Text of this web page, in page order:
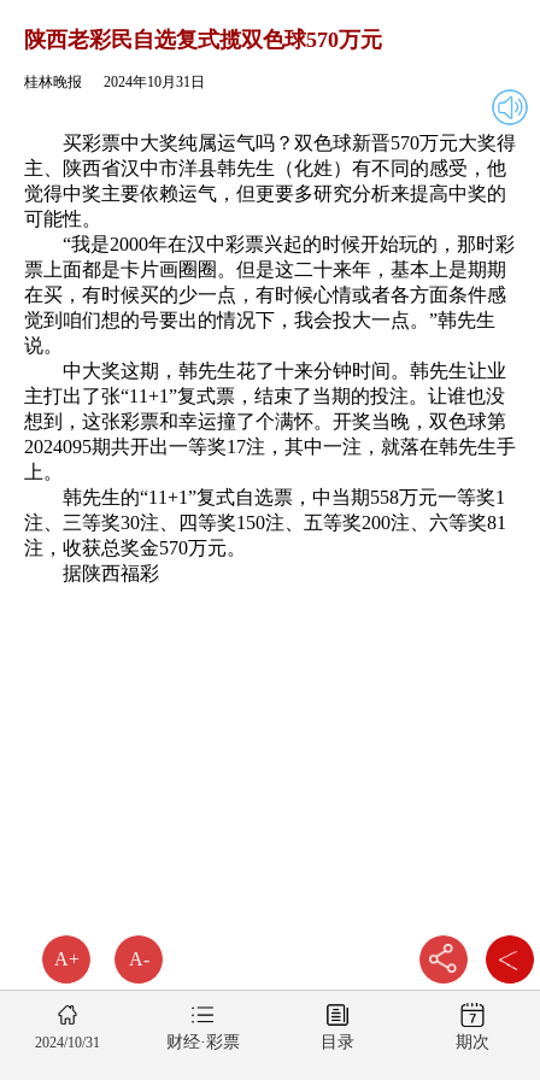
A+ A-
2024年10月31日
陕西老彩民自选复式揽双色球570万元
桂林晚报 2024年10月31日
买彩票中大奖纯属运气吗？双色球新晋570万元大奖得
主、陕西省汉中市洋县韩先生（化姓）有不同的感受，他
觉得中奖主要依赖运气，但更要多研究分析来提高中奖的
可能性。
“我是2000年在汉中彩票兴起的时候开始玩的，那时彩
票上面都是卡片画圈圈。但是这二十来年，基本上是期期
在买，有时候买的少一点，有时候心情或者各方面条件感
觉到咱们想的号要出的情况下，我会投大一点。”韩先生
说。
中大奖这期，韩先生花了十来分钟时间。韩先生让业
主打出了张“11+1”复式票，结束了当期的投注。让谁也没
想到，这张彩票和幸运撞了个满怀。开奖当晚，双色球第
2024095期共开出一等奖17注，其中一注，就落在韩先生手
上。
韩先生的“11+1”复式自选票，中当期558万元一等奖1
注、三等奖30注、四等奖150注、五等奖200注、六等奖81
注，收获总奖金570万元。
据陕西福彩
2024/10/31 财经·彩票 目录 期次